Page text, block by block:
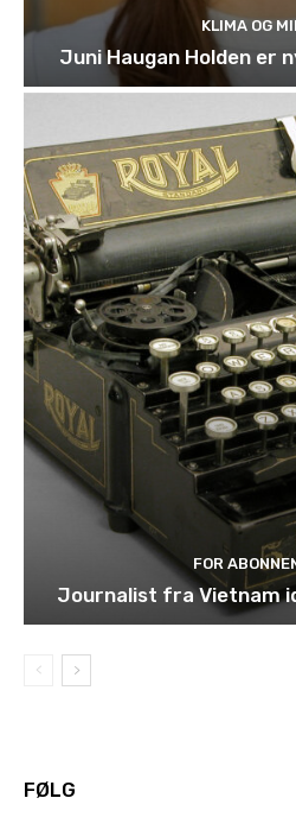
KLIMA OG
Juni Haugan Holden er
FOR
Journalist fra Vietnam
FØLG